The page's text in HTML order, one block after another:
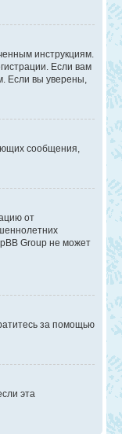
инструкциям.
Если вам
Если вы уверены,
сообщения,
от
Group не может
за помощью
эта